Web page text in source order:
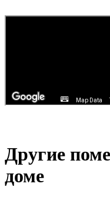
Другие
доме